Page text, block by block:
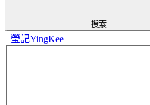
搜索
瑩記YingKee